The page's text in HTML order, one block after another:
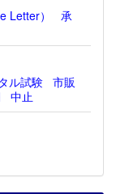
Letter）
承
ル試験 市販
中止